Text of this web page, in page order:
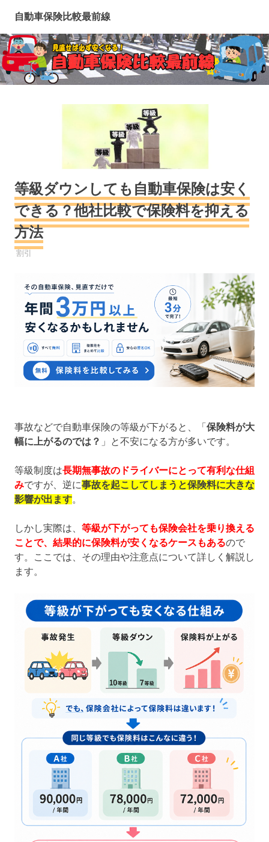
テ
ン
ツ
へ
自動車保険比較最前線
等級ダウンしても自動車保険は安く
できる？他社比較で保険料を抑える
方法
自動車保険
割引
事故などで自動車保険の等級が下がると、「 保険料が大
幅に上がるのでは？ 」と不安になる方が多いです。
等級制度は長期無事故のドライバーにとって有利な仕組
みですが、逆に事故を起こしてしまうと保険料に大きな
影響が出ます。
しかし実際は、 等級が下がっても保険会社を乗り換える
ことで、結果的に保険料が安くなるケースもあるので
す。ここでは、その理由や注意点について詳しく解説し
ます。